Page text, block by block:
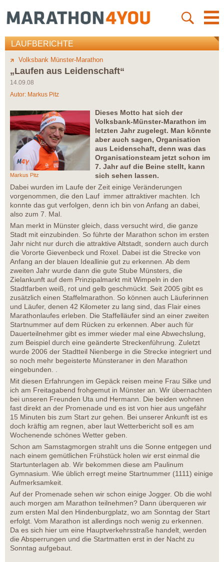
LAUFBERICHTE
Volksbank Münster-Marathon
„Laufen aus Leidenschaft“
14.09.08
Autor: Markus Pitz
Markus Pitz
Dieses Motto hat sich der
Volksbank-Münster-Marathon im
letzten Jahr zugelegt. Man könnte
aber auch sagen, Organisation
aus Leidenschaft, denn was das
Organisationsteam jetzt schon im
7. Jahr auf die Beine stellt, kann
sich sehen lassen.
Dabei wurden im Laufe der Zeit einige Veränderungen
vorgenommen, die den Lauf immer attraktiver machten. Ich
konnte das gut verfolgen, denn ich bin von Anfang an dabei,
also zum 7. Mal.
Man merkt in Münster gleich, dass versucht wird, die ganze
Stadt mit einzubinden. So führte der Marathon schon im ersten
Jahr nicht nur durch die attraktive Altstadt, sondern auch durch
die Vororte Gievenbeck und Roxel. Dabei ist die Strecke von
Anfang an der blauen Ideallinie gut zu erkennen. Ab dem
zweiten Jahr wurde dann die gute Stube Münsters, die
Zielankunft auf dem Prinzipalmarkt mit Wimpeln in den
Stadtfarben weiß, rot und gelb geschmückt. Seit 2005 gibt es
zusätzlich einen Staffelmarathon. So können auch Läuferinnen
und Läufer, denen 42 Kilometer zu lang sind, das Flair eines
Marathonlaufes erleben. Die Staffelläufer sind an einer zweiten
Startnummer auf dem Rücken zu erkennen. Aber auch für
Dauerteilnehmer gibt es immer wieder mal eine Abwechslung,
zum Beispiel durch eine geänderte Streckenführung. Zuletzt
wurde 2006 der Stadtteil Nienberge in die Strecke integriert und
so noch mehr begeisterte Münsteraner in den Marathon
eingebunden. .
Mit diesen Erfahrungen im Gepäck reisen meine Frau Silke und
ich am Freitagabend frohgemut in Münster an. Wir übernachten
bei unseren Freunden Uta und Hermann. Die beiden wohnen
fast direkt an der Promenade und es ist von hier aus ungefähr
15 Minuten bis zum Start zur gehen. Bei unserer Ankunft ist es
doch kräftig am regnen, aber laut Wetterbericht soll es am
Wochenende schönes Wetter geben.
Schon am Samstagmorgen strahlt uns die Sonne entgegen und
nach einem gemütlichen Frühstück holen wir erst einmal die
Startunterlagen ab. Wir bekommen diese am Paulinum
Gymnasium. Wie üblich erregt meine Startnummer (1111) einige
Aufmerksamkeit.
Auf der Promenade sehen wir schon einige Jogger. Ob die wohl
auch morgen am Marathon teilnehmen? Dann überqueren wir
zum ersten Mal den Hindenburgplatz, wo am Sonntag der Start
erfolgt. Vom Marathon ist allerdings noch wenig zu erkennen.
Da es sich hier um eine Hauptverkehrsstraße handelt, werden
die Absperrungen und die Startmatten erst in der Nacht zu
Sonntag aufgebaut.